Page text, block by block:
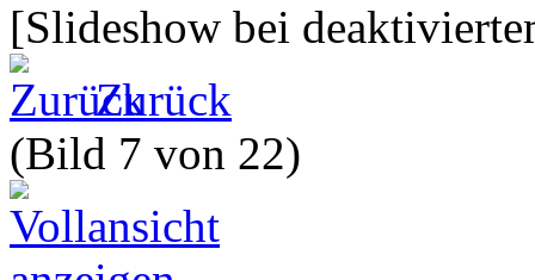
[Slideshow bei
Zurück
(Bild 7 von 22)